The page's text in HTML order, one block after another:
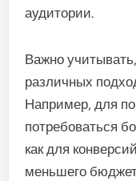
аудитории.
Важно
различных
Например, для
потребоваться
как для
меньшего